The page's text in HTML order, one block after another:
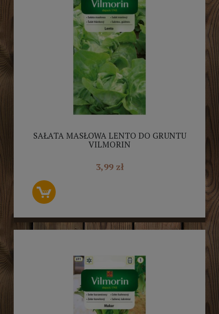
SAŁATA MASŁOWA LENTO DO GRUNTU
VILMORIN
3,99 zł